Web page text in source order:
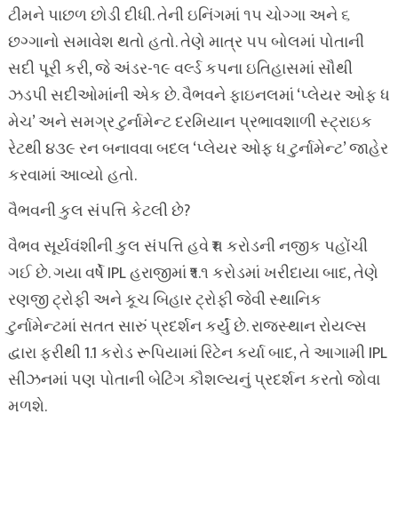
ટીમને પાછળ છોડી દીધી. તેની ઇનિંગમાં ૧૫ ચોગ્ગા અને ૬
છગ્ગાનો સમાવેશ થતો હતો. તેણે માત્ર ૫૫ બોલમાં પોતાની
સદી પૂરી કરી, જે અંડર-૧૯ વર્લ્ડ કપના ઇતિહાસમાં સૌથી
ઝડપી સદીઓમાંની એક છે. વૈભવને ફાઇનલમાં ‘પ્લેયર ઓફ ધ
મેચ’ અને સમગ્ર ટુર્નામેન્ટ દરમિયાન પ્રભાવશાળી સ્ટ્રાઇક
રેટથી ૪૩૯ રન બનાવવા બદલ ‘પ્લેયર ઓફ ધ ટુર્નામેન્ટ’ જાહેર
કરવામાં આવ્યો હતો.
વૈભવની કુલ સંપત્તિ કેટલી છે?
વૈભવ સૂર્યવંશીની કુલ સંપત્તિ હવે ₹૫ કરોડની નજીક પહોંચી
ગઈ છે. ગયા વર્ષે IPL હરાજીમાં ₹૧.૧ કરોડમાં ખરીદાયા બાદ, તેણે
રણજી ટ્રોફી અને કૂચ બિહાર ટ્રોફી જેવી સ્થાનિક
ટુર્નામેન્ટમાં સતત સારું પ્રદર્શન કર્યું છે. રાજસ્થાન રોયલ્સ
દ્વારા ફરીથી 1.1 કરોડ રૂપિયામાં રિટેન કર્યા બાદ, તે આગામી IPL
સીઝનમાં પણ પોતાની બેટિંગ કૌશલ્યનું પ્રદર્શન કરતો જોવા
મળશે.